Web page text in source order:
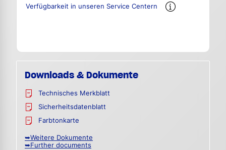
Verfügbarkeit in unseren Service Centern
Downloads & Dokumente
Technisches Merkblatt
Sicherheitsdatenblatt
Farbtonkarte
➥Weitere Dokumente
➥Further documents